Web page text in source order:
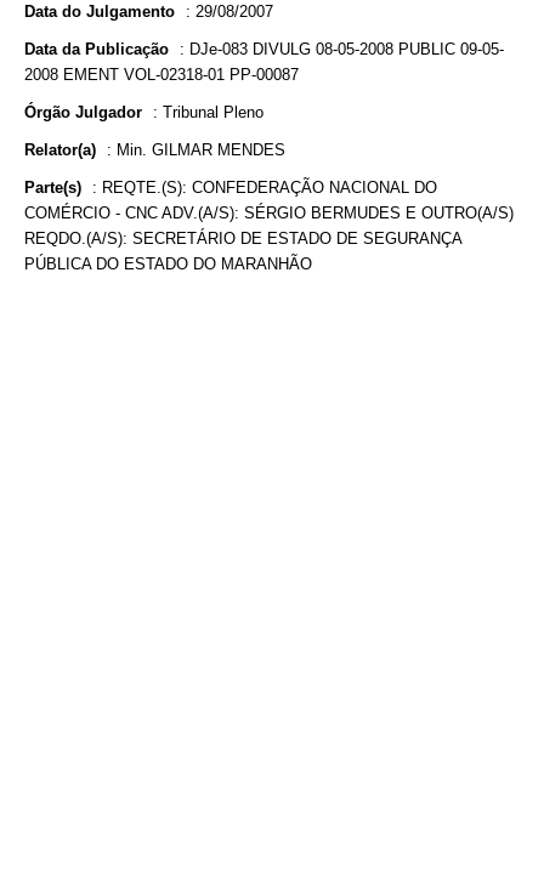
Data do Julgamento : 29/08/2007
Data da Publicação : DJe-083 DIVULG 08-05-2008 PUBLIC 09-05-
2008 EMENT VOL-02318-01 PP-00087
Órgão Julgador : Tribunal Pleno
Relator(a) : Min. GILMAR MENDES
Parte(s) : REQTE.(S): CONFEDERAÇÃO NACIONAL DO
COMÉRCIO - CNC ADV.(A/S): SÉRGIO BERMUDES E OUTRO(A/S)
REQDO.(A/S): SECRETÁRIO DE ESTADO DE SEGURANÇA
PÚBLICA DO ESTADO DO MARANHÃO